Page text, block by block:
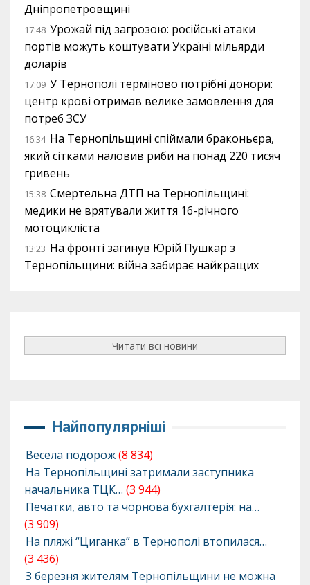
Дніпропетровщині
17:48 Урожай під загрозою: російські атаки
портів можуть коштувати Україні мільярди
доларів
17:09 У Тернополі терміново потрібні донори:
центр крові отримав велике замовлення для
потреб ЗСУ
16:34 На Тернопільщині спіймали браконьєра,
який сітками наловив риби на понад 220 тисяч
гривень
15:38 Смертельна ДТП на Тернопільщині:
медики не врятували життя 16-річного
мотоцикліста
13:23 На фронті загинув Юрій Пушкар з
Тернопільщини: війна забирає найкращих
Читати всі новини
Найпопулярніші
Весела подорож(8 834)
На Тернопільщині затримали заступника
начальника ТЦК… (3 944)
Печатки, авто та чорнова бухгалтерія: на…
(3 909)
На пляжі “Циганка” в Тернополі втопилася…
(3 436)
З березня жителям Тернопільщини не можна